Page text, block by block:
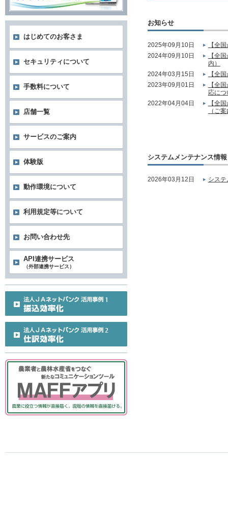
お知らせ
2025年09月10日
【全
2024年09月10日
【全
内）
2024年03月15日
【全
2023年09月01日
【全
応に
2022年04月04日
【全
（ご
システムメンテナンス情報
2026年03月12日 シス
はじめてのお客さま
セキュリティについて
手数料について
店舗一覧
サービスのご案内
体験版
動作環境について
利用規定等について
お問い合わせ先
API連携サービス
（外部連携サービス）